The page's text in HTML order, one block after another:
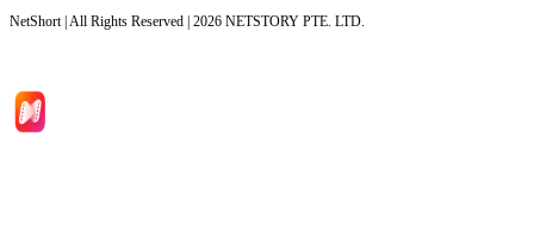
NetShort | All Rights Reserved | 2026 NETSTORY PTE. LTD.